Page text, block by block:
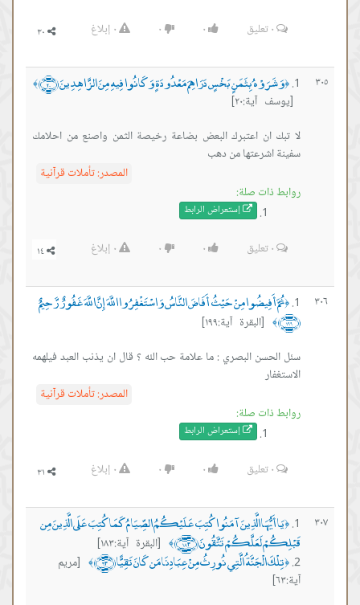
٠تعليق ٠ ٠ ٠ إبلاغ
٣٠٥ ﴿وَشَرَوْهُ بِثَمَنٍ بَخْسٍ دَرَاهِمَ مَعْدُودَةٍ وَكَانُوا فِيهِ مِنَ الزَّاهِدِينَ ﴿٢٠﴾ ﴾
[يوسف آية:٢٠]
لا تبك ان اعتبرك البعض بضاعة رخيصة الثمن واصنع من احلامك
سفينة اشرعتها من دهب
المصدر:تأملات قرآنية
روابط ذات صلة:
إستعراض الرابط
٠تعليق ٠ ٠ ٠ إبلاغ
٣٠٦ ﴿ثُمَّ أَفِيضُوا مِنْ حَيْثُ أَفَاضَ النَّاسُ وَاسْتَغْفِرُوا اللَّهَ إِنَّ اللَّهَ غَفُورٌ رَّحِيمٌ
﴿١٩٩﴾ ﴾
[البقرة آية:١٩٩]
سئل الحسن البصري : ما علامة حب الله ؟ قال ان يذنب العبد فيلهمه
الاستغفار
المصدر:تأملات قرآنية
روابط ذات صلة:
إستعراض الرابط
٠تعليق ٠ ٠ ٠ إبلاغ
٣٠٧ ﴿يَا أَيُّهَا الَّذِينَ آمَنُوا كُتِبَ عَلَيْكُمُ الصِّيَامُ كَمَا كُتِبَ عَلَى الَّذِينَ مِن
قَبْلِكُمْ لَعَلَّكُمْ تَتَّقُونَ ﴿١٨٣﴾ ﴾ [البقرة آية:١٨٣]
﴿تِلْكَ الْجَنَّةُ الَّتِي نُورِثُ مِنْ عِبَادِنَا مَن كَانَ تَقِيًّا ﴿٦٣﴾ ﴾
[مريم
آية:٦٣]